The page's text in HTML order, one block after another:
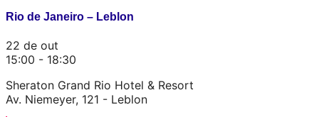
Rio de Janeiro – Leblon
22 de out
15:00 - 18:30
Sheraton Grand Rio Hotel & Resort
Av. Niemeyer, 121 - Leblon